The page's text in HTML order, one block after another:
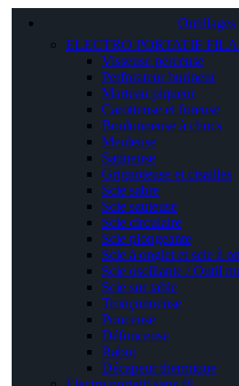
Outillages
ELECTRO PORTATIF
Visseuse perceuse
Perforateur burineur
Marteau piqueur
Carotteuse et foreuse
Boulonneuse à chocs
Meuleuse
Satineuse
Grignoteuse et cisailles
Scie sabre
Scie sauteuse
Scie circulaire
Scie plongeante
Scie à onglet et scie à
Scie oscillante / Outil
Scie sur table
Tronçonneuse
Ponceuse
Défonceuse
Rabot
Décapeur thermique